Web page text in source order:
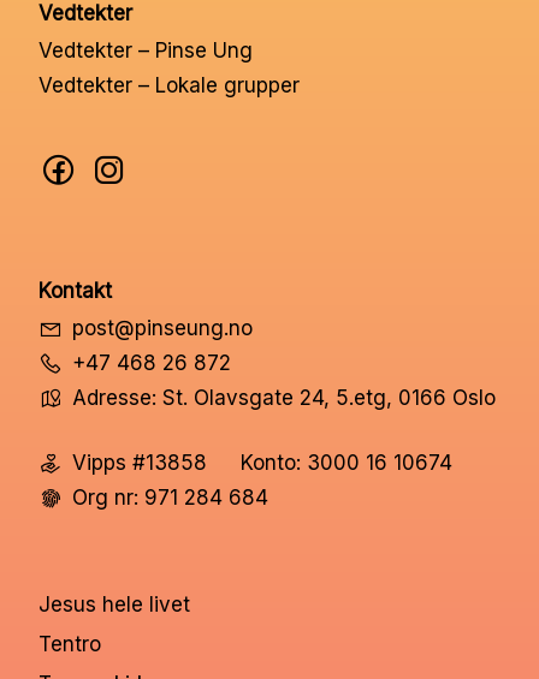
Vedtekter
Vedtekter – Pinse Ung
Vedtekter – Lokale grupper
Kontakt
post@pinseung.no
+47 468 26 872
Adresse: St. Olavsgate 24, 5.etg, 0166 Oslo
Vipps #13858
Konto: 3000 16 10674
Org nr: 971 284 684
Jesus hele livet
Tentro